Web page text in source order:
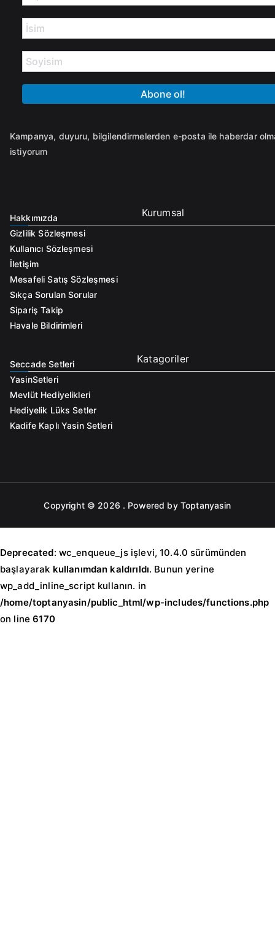
Kampanya, duyuru, bilgilendirmelerden e-posta ile haberdar
istiyorum
Kurumsal
Hakkımızda
Gizlilik Sözleşmesi
Kullanıcı Sözleşmesi
İletişim
Mesafeli Satış Sözleşmesi
Sıkça Sorulan Sorular
Sipariş Takip
Havale Bildirimleri
Katagoriler
Seccade Setleri
YasinSetleri
Mevlüt Hediyelikleri
Hediyelik Lüks Setler
Kadife Kaplı Yasin Setleri
Copyright © 2026 . Powered by Toptanyasin
Deprecated: wc_enqueue_js işlevi, 10.4.0 sürümünden
başlayarak kullanımdan kaldırıldı. Bunun yerine
wp_add_inline_script kullanın. in
/home/toptanyasin/public_html/wp-includes/functions.php
on line6170